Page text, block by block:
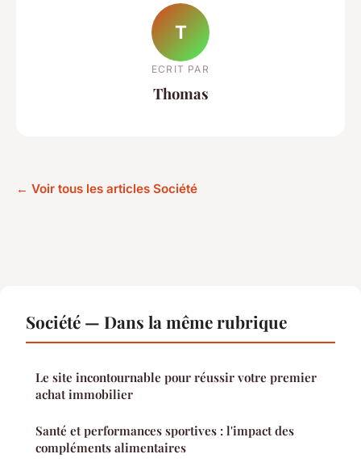
T
ECRIT PAR
Thomas
← Voir tous les articles Société
Société — Dans la même rubrique
Le site incontournable pour réussir votre premier
achat immobilier
Santé et performances sportives : l'impact des
compléments alimentaires